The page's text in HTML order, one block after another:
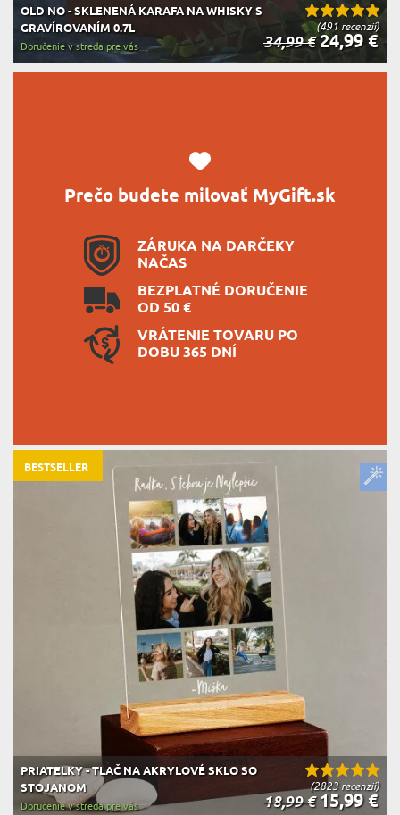
(491 recenzií)
OLD NO - SKLENENÁ KARAFA NA WHISKY S
GRAVÍROVANÍM 0.7L
34,99 €24,99 €
Doručenie v streda pre vás
Prečo budete milovať MyGift.sk
ZÁRUKA NA DARČEKY
NAČAS
BEZPLATNÉ DORUČENIE
OD 50 €
VRÁTENIE TOVARU PO
DOBU 365 DNÍ
(2823 recenzií)
PRIATELKY - TLAČ NA AKRYLOVÉ SKLO SO
STOJANOM
18,99 €15,99 €
Doručenie v streda pre vás
BESTSELLER